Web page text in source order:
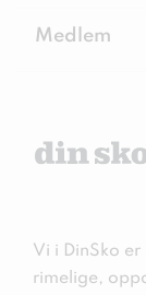
Medlem
Vi i DinSko
rimelige,